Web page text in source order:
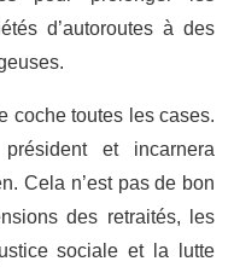
d’autoroutes à des
coche toutes les cases.
et incarnera
Cela n’est pas de bon
des retraités, les
sociale et la lutte